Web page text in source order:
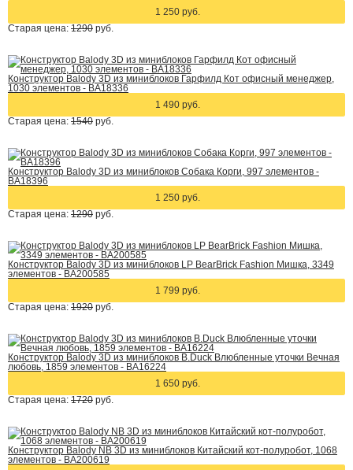
1 250 руб.
Старая цена: 1290 руб.
Конструктор Balody 3D из миниблоков Гарфилд Кот офисный менеджер,
1030 элементов - BA18336
1 490 руб.
Старая цена: 1540 руб.
Конструктор Balody 3D из миниблоков Собака Корги, 997 элементов -
BA18396
1 250 руб.
Старая цена: 1290 руб.
Конструктор Balody 3D из миниблоков LP BearBrick Fashion Мишка, 3349
элементов - BA200585
1 799 руб.
Старая цена: 1920 руб.
Конструктор Balody 3D из миниблоков B.Duck Влюбленные уточки Вечная
любовь, 1859 элементов - BA16224
1 650 руб.
Старая цена: 1720 руб.
Конструктор Balody NB 3D из миниблоков Китайский кот-полуробот, 1068
элементов - BA200619